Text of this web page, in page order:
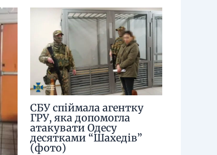
СБУ спіймала агентку
ГРУ, яка допомогла
атакувати Одесу
десятками “Шахедів”
(фото)